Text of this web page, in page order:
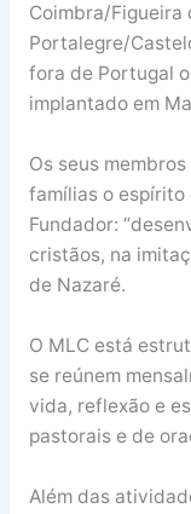
Coimbra/Figueira
Portalegre/
fora de Portugal
implantado em
Os seus
famílias o espírito
Fundador:
cristãos, na
de Nazaré.
O MLC está
se reúnem
vida, reflexão e
pastorais e de
Além das